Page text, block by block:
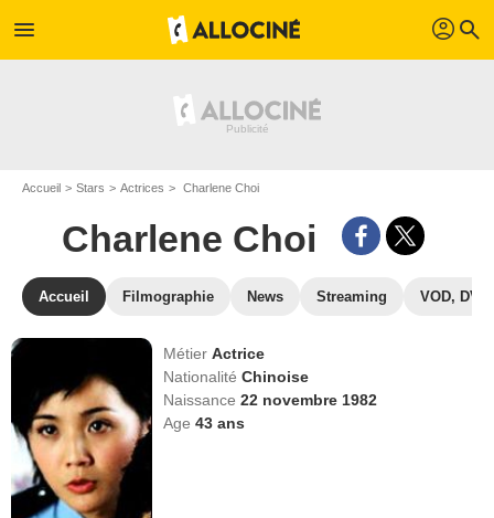
menu profil search
Accueil Stars Actrices Charlene Choi
Charlene Choi
Accueil Filmographie News Streaming VOD, DVD
MétierActrice
NationalitéChinoise
Naissance22 novembre 1982
Age43 ans